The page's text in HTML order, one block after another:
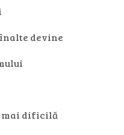
devine
mai dificilă